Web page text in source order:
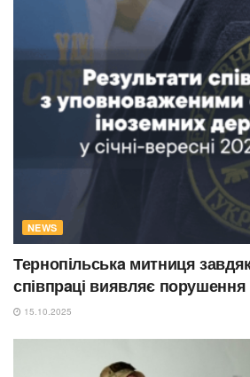
NEWS
Тернопільськa митниця
співпрaці виявляє
15.10.2025